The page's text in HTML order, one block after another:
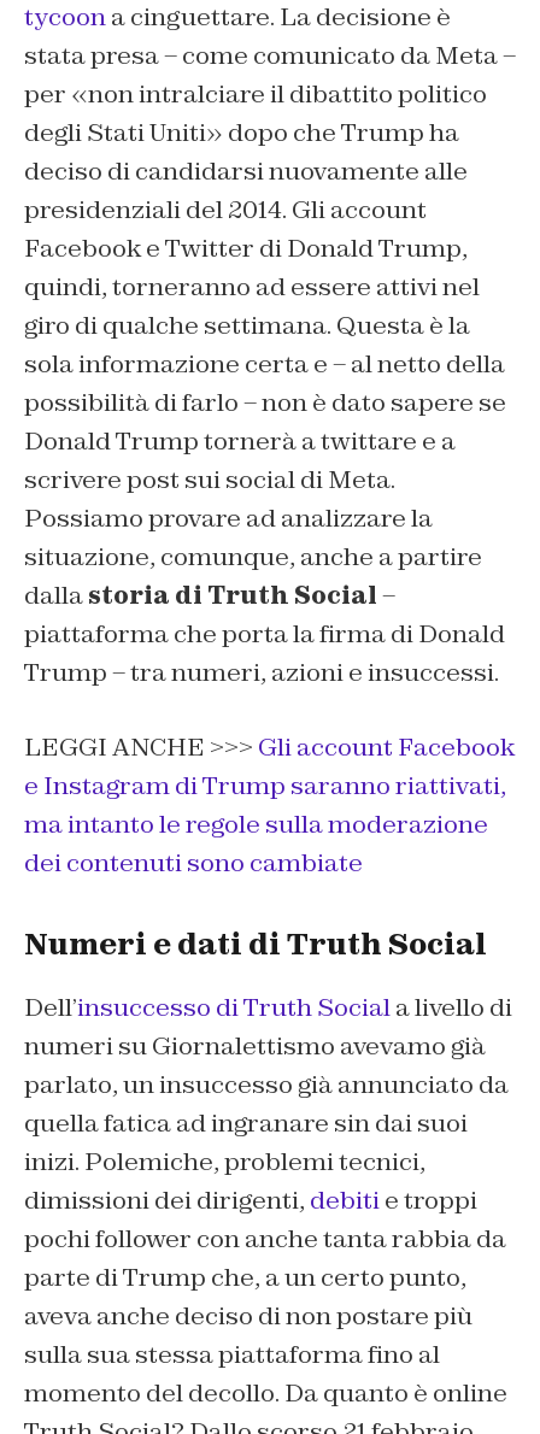
tycoona cinguettare. La decisione è
stata presa – come comunicato da Meta –
per «non intralciare il dibattito politico
degli Stati Uniti» dopo che Trump ha
deciso di candidarsi nuovamente alle
presidenziali del 2014. Gli account
Facebook e Twitter di Donald Trump,
quindi, torneranno ad essere attivi nel
giro di qualche settimana. Questa è la
sola informazione certa e – al netto della
possibilità di farlo – non è dato sapere se
Donald Trump tornerà a twittare e a
scrivere post sui social di Meta.
Possiamo provare ad analizzare la
situazione, comunque, anche a partire
dallastoria di Truth Social–
piattaforma che porta la firma di Donald
Trump – tra numeri, azioni e insuccessi.
LEGGI ANCHE >>> Gli account Facebook
e Instagram di Trump saranno riattivati,
ma intanto le regole sulla moderazione
dei contenuti sono cambiate
Numeri e dati di Truth Social
Dell’insuccesso di Truth Sociala livello di
numeri suGiornalettismo avevamo già
parlato, un insuccesso già annunciato da
quella fatica ad ingranare sin dai suoi
inizi. Polemiche, problemi tecnici,
dimissioni dei dirigenti, debitie troppi
pochi follower con anche tanta rabbia da
parte di Trump che, a un certo punto,
aveva anche deciso di non postare più
sulla sua stessa piattaforma fino al
momento del decollo. Da quanto è online